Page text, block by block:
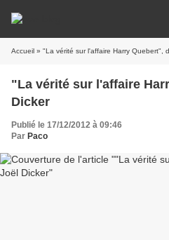
Accueil » "La vérité sur l'affaire Harry Quebert",
"La vérité sur l'affaire
Dicker
Publié le 17/12/2012 à 09:46
Par Paco